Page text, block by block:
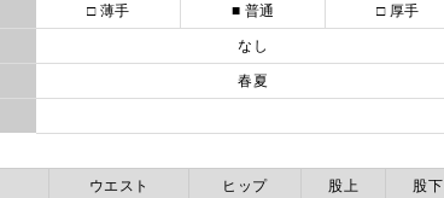
□ 薄手 ■ 普通 □ 厚手
なし
春夏
ウエスト ヒップ 股上 股下